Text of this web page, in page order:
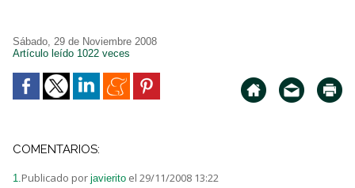
Sábado, 29 de Noviembre 2008
Artículo leído 1022 veces
COMENTARIOS:
1.Publicado por javierito el 29/11/2008 13:22